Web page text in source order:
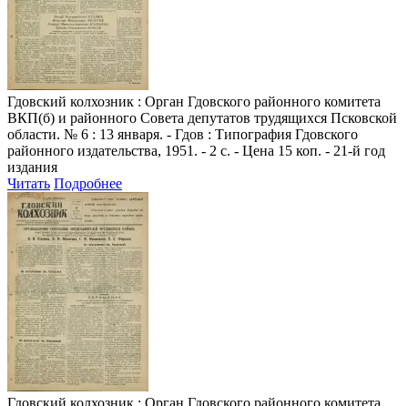
Гдовский колхозник : Орган Гдовского районного комитета
ВКП(б) и районного Совета депутатов трудящихся Псковской
области. № 6 : 13 января. - Гдов : Типография Гдовского
районного издательства, 1951. - 2 с. - Цена 15 коп. - 21-й год
издания
Читать Подробнее
Гдовский колхозник : Орган Гдовского районного комитета